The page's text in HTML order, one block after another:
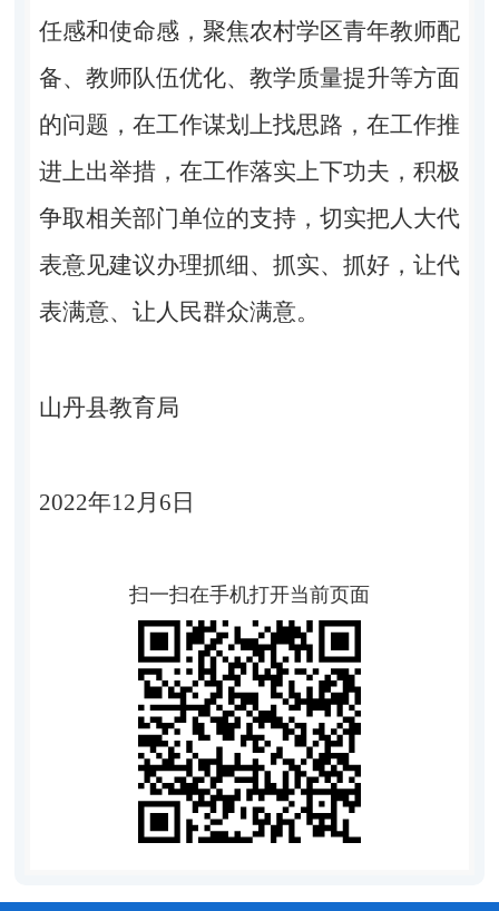
任感和使命感，聚焦农村学区青年教师配
备、教师队伍优化、教学质量提升等方面
的问题，在工作谋划上找思路，在工作推
进上出举措，在工作落实上下功夫，积极
争取相关部门单位的支持，切实把人大代
表意见建议办理抓细、抓实、抓好，让代
表满意、让人民群众满意。
山丹县教育局
2022年12月6日
扫一扫在手机打开当前页面